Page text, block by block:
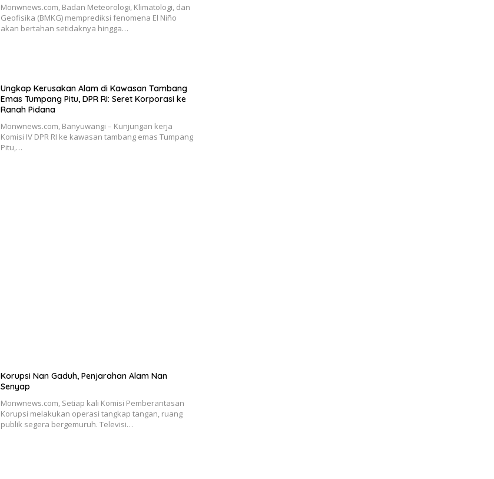
Monwnews.com, Badan Meteorologi, Klimatologi, dan
Geofisika (BMKG) memprediksi fenomena El Niño
akan bertahan setidaknya hingga…
Ungkap Kerusakan Alam di Kawasan Tambang
Emas Tumpang Pitu, DPR RI: Seret Korporasi ke
Ranah Pidana
Monwnews.com, Banyuwangi – Kunjungan kerja
Komisi IV DPR RI ke kawasan tambang emas Tumpang
Pitu,…
Korupsi Nan Gaduh, Penjarahan Alam Nan
Senyap
Monwnews.com, Setiap kali Komisi Pemberantasan
Korupsi melakukan operasi tangkap tangan, ruang
publik segera bergemuruh. Televisi…